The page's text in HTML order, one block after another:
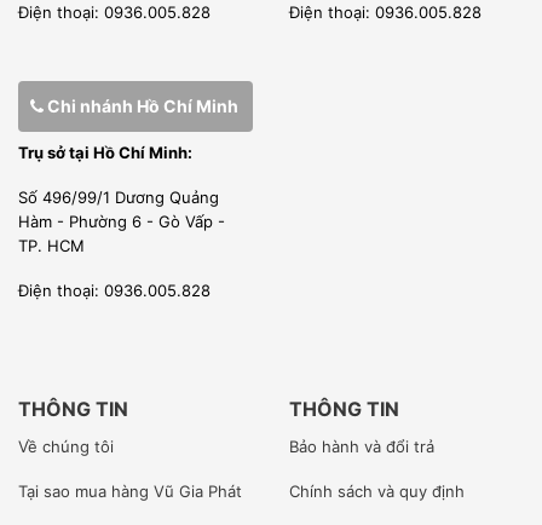
CUNG CẤP TRỌN GÓI -LẮP ĐẶT, BẢO HÀNH, BẢO TRÌ
Bằng những kinh nghiệm thực tiễn các khu bếp công
nghiệp chúng tôi đã thi công lắp đặt, Vũ Gia Phát biết phải
của bạn. Vì vậy hãy liên hệ ngay với chúng tôi để có được
một khu bếp tốt nhất, các thiết bị lạnh tốt nhất và giá tốt
nhất!!!!
height=”360″ src=”https://www.youtube-
nocookie.com/embed/f7yKycks0pw” style=”position:
absolute;top: 0;left: 0;width: 100%;height: 100%;”
Điện thoại: 0936.005.828 Điện thoại: 0936.005.828
Chi nhánh Hồ Chí Minh
Trụ sở tại Hồ Chí Minh:
Số 496/99/1 Dương Quảng
Hàm - Phường 6 - Gò Vấp -
TP. HCM
Điện thoại: 0936.005.828
THÔNG TIN
Về chúng tôi
Tại sao mua hàng Vũ Gia Phát
THÔNG TIN
Bảo hành và đổi trả
Chính sách và quy định